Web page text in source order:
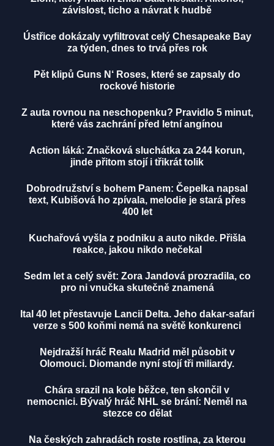
závislost, ticho a návrat k hudbě
Ústřice dokázaly vyfiltrovat celý Chesapeake Bay
za týden, dnes to trvá přes rok
Pět klipů Guns N‘ Roses, které se zapsaly do
rockové historie
Z auta rovnou na neschopenku? Pravidlo 5 minut,
které vás zachrání před letní angínou
Action láká: Značková sluchátka za 244 korun,
jinde přitom stojí i třikrát tolik
Dobrodružství s bohem Panem: Čepelka napsal
text, Kubišová ho zpívala, melodie je stará přes
400 let
Kuchařová vyšla z podniku a auto nikde. Přišla
reakce, jakou nikdo nečekal
Sedm let a celý svět: Zora Jandová prozradila, co
pro ni vnučka skutečně znamená
Ital 40 let přestavuje Lancii Delta. Jeho dakar-safari
verze s 500 koňmi nemá na světě konkurenci
Nejdražší hráč Realu Madrid měl působit v
Olomouci. Diomande nyní stojí tři miliardy.
Chára srazil na kole běžce, ten skončil v
nemocnici. Bývalý hráč NHL se brání: Neměl na
stezce co dělat
Na českých zahradách roste rostlina, za kterou